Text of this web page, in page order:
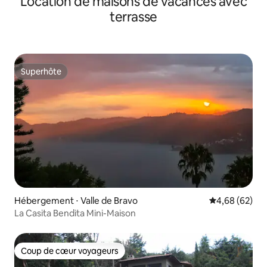
terrasse
Superhôte
Superhôte
Hébergement ⋅ Valle de Bravo Évaluation
4,68 (62)
La Casita Bendita Mini-Maison
Coup de cœur voyageurs
Coup de cœur voyageurs